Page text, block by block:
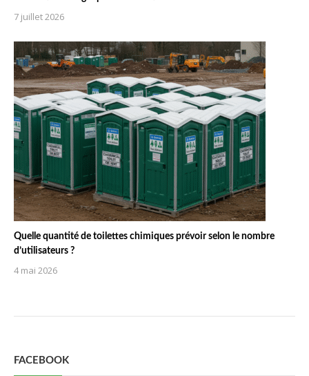
7 juillet 2026
Quelle quantité de toilettes chimiques prévoir selon le nombre
d’utilisateurs ?
4 mai 2026
FACEBOOK